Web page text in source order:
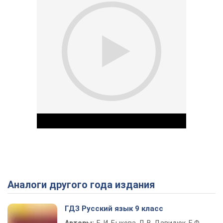
Play Video
Аналоги другого года издания
ГДЗ Русский язык 9 класс